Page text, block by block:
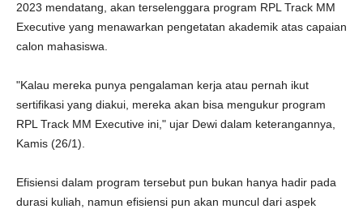
2023 mendatang, akan terselenggara program RPL Track MM
Executive yang menawarkan pengetatan akademik atas capaian
calon mahasiswa.
"Kalau mereka punya pengalaman kerja atau pernah ikut
sertifikasi yang diakui, mereka akan bisa mengukur program
RPL Track MM Executive ini," ujar Dewi dalam keterangannya,
Kamis (26/1).
Efisiensi dalam program tersebut pun bukan hanya hadir pada
durasi kuliah, namun efisiensi pun akan muncul dari aspek